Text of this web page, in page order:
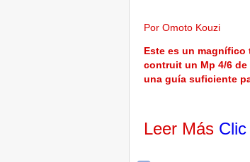
Por Omoto Kouzi
Este es un magnífico
contruit un Mp 4/6 de
una guía suficiente
Leer Más